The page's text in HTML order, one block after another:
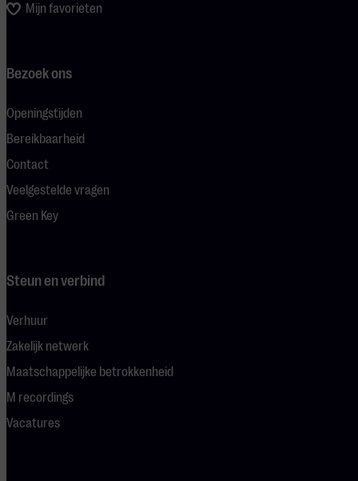
Mijn favorieten
Bezoek ons
Openingstijden
Bereikbaarheid
Contact
Veelgestelde vragen
Green Key
Steun en verbind
Verhuur
Zakelijk netwerk
Maatschappelijke betrokkenheid
M recordings
Vacatures